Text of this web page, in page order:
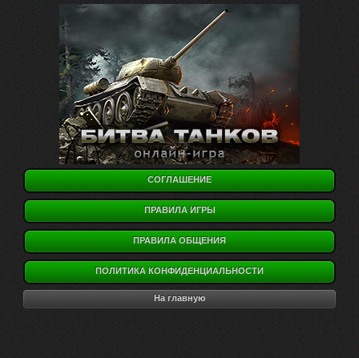
СОГЛАШЕНИЕ
ПРАВИЛА ИГРЫ
ПРАВИЛА ОБЩЕНИЯ
ПОЛИТИКА КОНФИДЕНЦИАЛЬНОСТИ
На главную